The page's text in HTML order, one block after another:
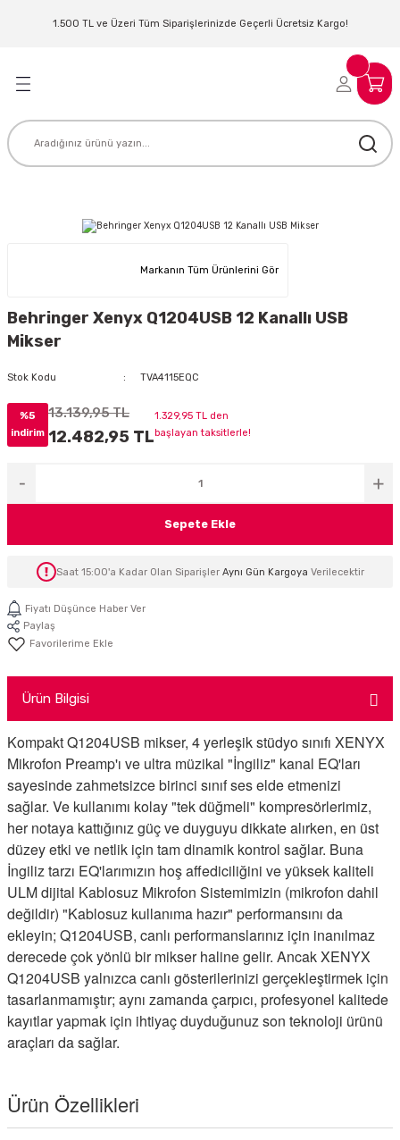
1.500 TL ve Üzeri Tüm Siparişlerinizde Geçerli Ücretsiz Kargo!
Geri Dön
Geri Dön
Geri Dön
Geri Dön
( SES KARTLI )
Geri Dön
Geri Dön
Geri Dön
Geri Dön
Markanın Tüm Ürünlerini Gör
Behringer Xenyx Q1204USB 12 Kanallı USB
Mikser
Stok Kodu TVA4115EQC
%5
indirim
13.139,95 TL
12.482,95 TL
1.329,95 TL den
başlayan taksitlerle!
Sepete Ekle
Saat 15:00'a Kadar Olan Siparişler Aynı Gün Kargoya Verilecektir
Fiyatı Düşünce Haber Ver
Paylaş
Ürün Bilgisi
Kompakt Q1204USB mikser, 4 yerleşik stüdyo sınıfı XENYX
Mikrofon Preamp'ı ve ultra müzikal "İngiliz" kanal EQ'ları
sayesinde zahmetsizce birinci sınıf ses elde etmenizi
sağlar. Ve kullanımı kolay "tek düğmeli" kompresörlerimiz,
her notaya kattığınız güç ve duyguyu dikkate alırken, en üst
düzey etki ve netlik için tam dinamik kontrol sağlar. Buna
İngiliz tarzı EQ'larımızın hoş affediciliğini ve yüksek kaliteli
ULM dijital Kablosuz Mikrofon Sistemimizin (mikrofon dahil
değildir) "Kablosuz kullanıma hazır" performansını da
ekleyin; Q1204USB, canlı performanslarınız için inanılmaz
derecede çok yönlü bir mikser haline gelir. Ancak XENYX
Q1204USB yalnızca canlı gösterilerinizi gerçekleştirmek için
tasarlanmamıştır; aynı zamanda çarpıcı, profesyonel kalitede
kayıtlar yapmak için ihtiyaç duyduğunuz son teknoloji ürünü
araçları da sağlar.
Ürün Özellikleri